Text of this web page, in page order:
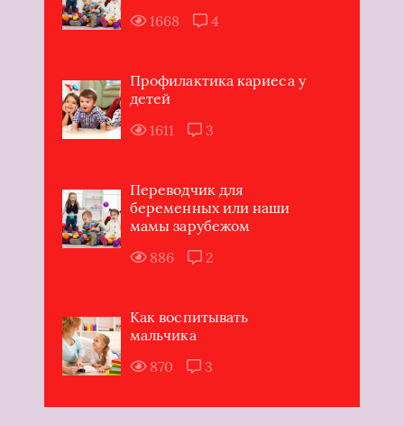
1668
4
Профилактика кариеса у
детей
1611
3
Переводчик для
беременных или наши
мамы зарубежом
886
2
Как воспитывать
мальчика
870
3